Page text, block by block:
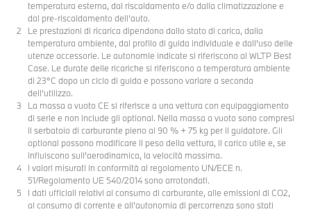
temperatura esterna, dal riscaldamento e/o dalla climatizzazione e
dal pre-riscaldamento dell’auto.
Le prestazioni di ricarica dipendono dallo stato di carica, dalla
temperatura ambiente, dal profilo di guida individuale e dall'uso delle
utenze accessorie. Le autonomie indicate si riferiscono al WLTP Best
Case. Le durate delle ricariche si riferiscono a temperatura ambiente
di 23°C dopo un ciclo di guida e possono variare a seconda
dell’utilizzo.
La massa a vuoto CE si riferisce a una vettura con equipaggiamento
di serie e non include gli optional. Nella massa a vuoto sono compresi
il serbatoio di carburante pieno al 90 % + 75 kg per il guidatore. Gli
optional possono modificare il peso della vettura, il carico utile e, se
influiscono sull’aerodinamica, la velocità massima.
I valori misurati in conformità al regolamento UN/ECE n.
51/Regolamento UE 540/2014 sono arrotondati.
I dati ufficiali relativi al consumo di carburante, alle emissioni di CO2,
al consumo di corrente e all’autonomia di percorrenza sono stati